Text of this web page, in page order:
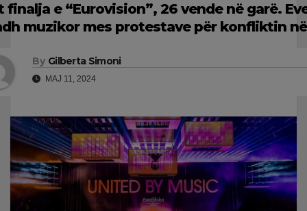
finalja e “Eurovision”, 26 vende në garë.
muzikor mes protestave për konfliktin në
By Gilberta Simoni
MAJ 11, 2024